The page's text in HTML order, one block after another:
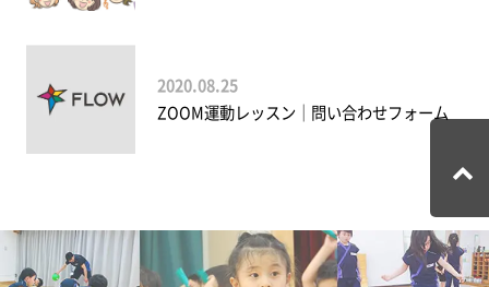
2020.08.25
ZOOM運動レッスン│問い合わせフォーム